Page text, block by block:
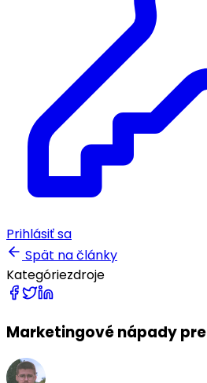
Prihlásiť sa
Spät na články
Kategóriezdroje
Marketingové nápady